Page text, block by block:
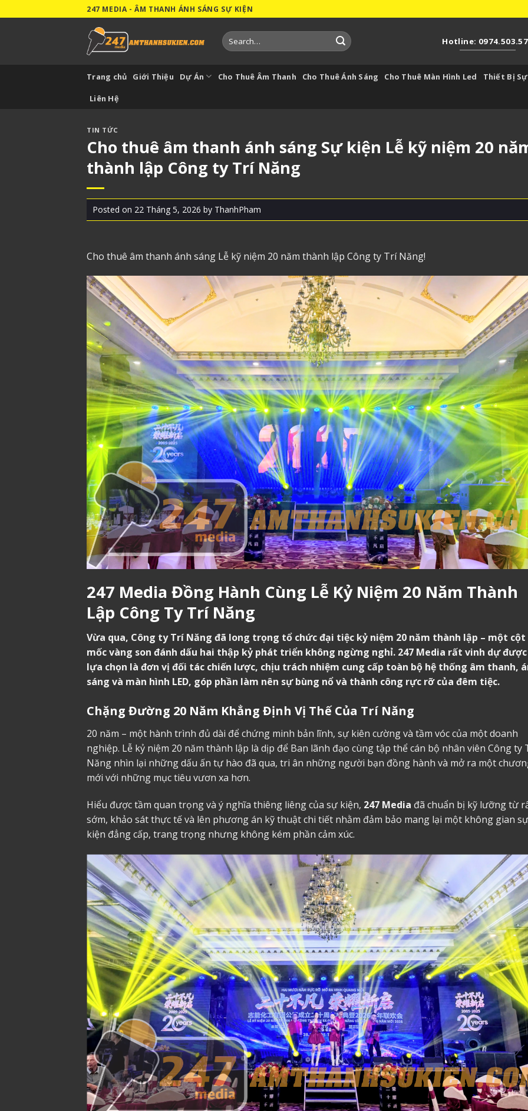
to
247 MEDIA - ÂM THANH ÁNH SÁNG SỰ KIỆN
Search
for:
Hotline:
Trang chủ Giới Thiệu Dự Án Cho Thuê Âm Thanh Cho Thuê Ánh Sáng Cho Thuê Màn Hình Led Thiết Bị
Liên Hệ
TIN TỨC
Cho thuê âm thanh ánh sáng Sự kiện Lễ kỹ niệm 20
thành lập Công ty Trí Năng
Posted on 22 Tháng 5, 2026 by ThanhPham
Cho thuê âm thanh ánh sáng Lễ kỹ niệm 20 năm thành lập Công ty Trí Năng!
247 Media Đồng Hành Cùng Lễ Kỷ Niệm 20 Năm Thành
Lập Công Ty Trí Năng
Vừa qua, Công ty Trí Năng đã long trọng tổ chức đại tiệc kỷ niệm 20 năm thành lập – một cột
mốc vàng son đánh dấu hai thập kỷ phát triển không ngừng nghỉ. 247 Media rất vinh dự được
lựa chọn là đơn vị đối tác chiến lược, chịu trách nhiệm cung cấp toàn bộ hệ thống âm thanh,
sáng và màn hình LED, góp phần làm nên sự bùng nổ và thành công rực rỡ của đêm tiệc.
Chặng Đường 20 Năm Khẳng Định Vị Thế Của Trí Năng
20 năm – một hành trình đủ dài để chứng minh bản lĩnh, sự kiên cường và tầm vóc của một doanh
nghiệp. Lễ kỷ niệm 20 năm thành lập là dịp để Ban lãnh đạo cùng tập thể cán bộ nhân viên Công ty
Năng nhìn lại những dấu ấn tự hào đã qua, tri ân những người bạn đồng hành và mở ra một
mới với những mục tiêu vươn xa hơn.
Hiểu được tầm quan trọng và ý nghĩa thiêng liêng của sự kiện, 247 Media đã chuẩn bị kỹ lưỡng từ
sớm, khảo sát thực tế và lên phương án kỹ thuật chi tiết nhằm đảm bảo mang lại một không gian sự
kiện đẳng cấp, trang trọng nhưng không kém phần cảm xúc.